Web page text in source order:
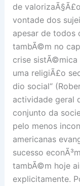
de
vontade dos
apesar de todos
tambÃ©m no
crise sistÃ©mica
uma religiÃ£o
dio social“
actividade geral
conjunto da
pelo menos
americanas
sucesso
tambÃ©m hoje
explicitamente.